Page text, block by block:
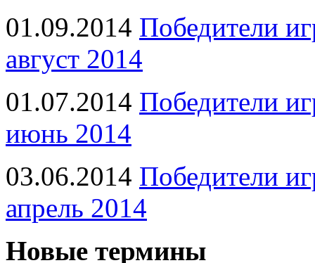
01.09.2014 Победители
август 2014
01.07.2014 Победители
июнь 2014
03.06.2014 Победители
апрель 2014
Новые термины